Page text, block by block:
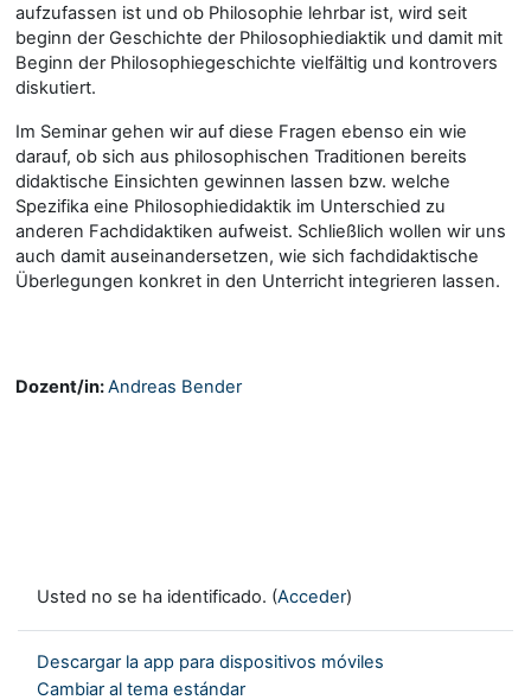
aufzufassen ist und ob Philosophie lehrbar ist, wird seit
beginn der Geschichte der Philosophiediaktik und damit mit
Beginn der Philosophiegeschichte vielfältig und kontrovers
diskutiert.
Im Seminar gehen wir auf diese Fragen ebenso ein wie
darauf, ob sich aus philosophischen Traditionen bereits
didaktische Einsichten gewinnen lassen bzw. welche
Spezifika eine Philosophiedidaktik im Unterschied zu
anderen Fachdidaktiken aufweist. Schließlich wollen wir uns
auch damit auseinandersetzen, wie sich fachdidaktische
Überlegungen konkret in den Unterricht integrieren lassen.
Dozent/in:Andreas Bender
Usted no se ha identificado. (Acceder)
Descargar la app para dispositivos móviles
Cambiar al tema estándar